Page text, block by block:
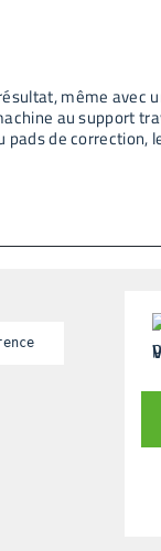
même avec
au support
de correction,